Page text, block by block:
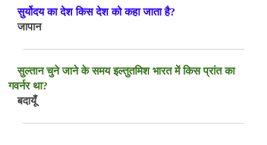
सुर्योदय का देश किस देश को कहा जाता है?
जापान
सुल्तान चुने जाने के समय इल्तुतमिश भारत में किस प्रांत का
गवर्नर था?
बदायूँ